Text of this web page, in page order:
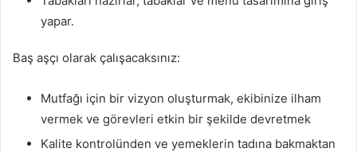
yapar.
Baş aşçı olarak çalışacaksınız:
Mutfağı için bir vizyon oluşturmak, ekibinize ilham
vermek ve görevleri etkin bir şekilde devretmek
Kalite kontrolünden ve yemeklerin tadına bakmaktan